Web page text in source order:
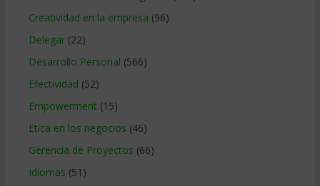
Creatividad en la empresa (96)
Delegar(22)
Desarrollo Personal (566)
Efectividad (52)
Empowerment (15)
Etica en los negocios (46)
Gerencia de Proyectos (66)
Idiomas (51)